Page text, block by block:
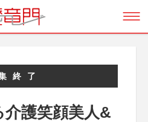
終了
護笑顔美人&